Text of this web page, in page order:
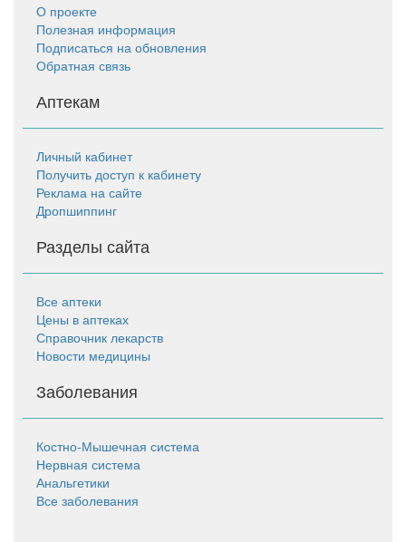
О проекте
Полезная информация
Подписаться на обновления
Обратная связь
Аптекам
Личный кабинет
Получить доступ к кабинету
Реклама на сайте
Дропшиппинг
Разделы сайта
Все аптеки
Цены в аптеках
Справочник лекарств
Новости медицины
Заболевания
Костно-Мышечная система
Нервная система
Анальгетики
Все заболевания